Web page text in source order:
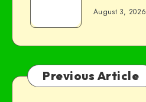
August 3, 2026
Previous Article